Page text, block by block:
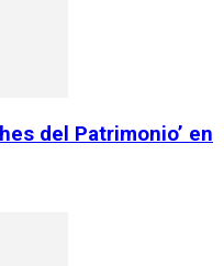
del Patrimonio’ en